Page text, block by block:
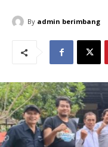
By admin berimbang